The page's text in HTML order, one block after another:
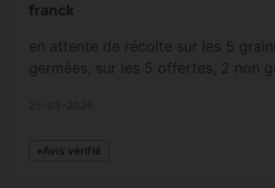
franck
en attente de récolte sur les 5
germées, sur les 5 offertes, 2 non
Avis vérifié